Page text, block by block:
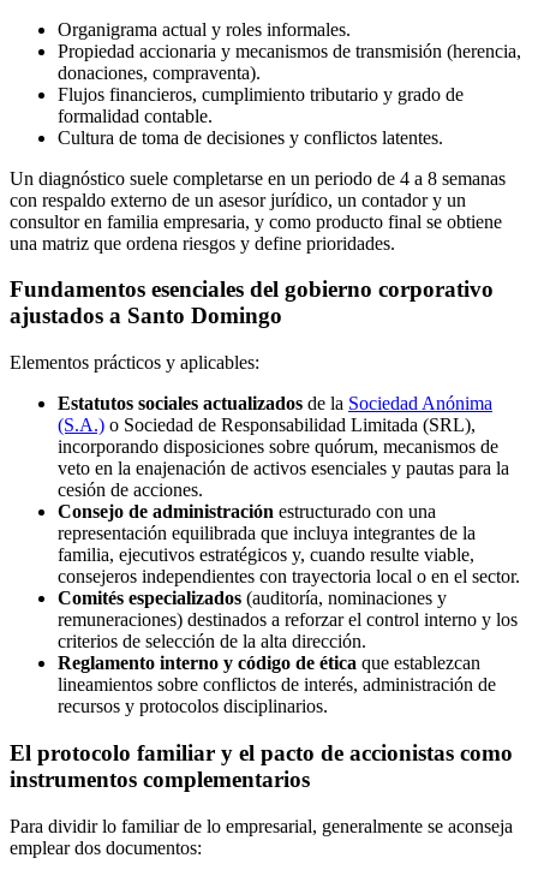
Organigrama actual y roles informales.
Propiedad accionaria y mecanismos de transmisión (herencia,
donaciones, compraventa).
Flujos financieros, cumplimiento tributario y grado de
formalidad contable.
Cultura de toma de decisiones y conflictos latentes.
Un diagnóstico suele completarse en un periodo de 4 a 8 semanas
con respaldo externo de un asesor jurídico, un contador y un
consultor en familia empresaria, y como producto final se obtiene
una matriz que ordena riesgos y define prioridades.
Fundamentos esenciales del gobierno corporativo
ajustados a Santo Domingo
Elementos prácticos y aplicables:
Estatutos sociales actualizados de la Sociedad Anónima
(S.A.) o Sociedad de Responsabilidad Limitada (SRL),
incorporando disposiciones sobre quórum, mecanismos de
veto en la enajenación de activos esenciales y pautas para la
cesión de acciones.
Consejo de administración estructurado con una
representación equilibrada que incluya integrantes de la
familia, ejecutivos estratégicos y, cuando resulte viable,
consejeros independientes con trayectoria local o en el sector.
Comités especializados (auditoría, nominaciones y
remuneraciones) destinados a reforzar el control interno y los
criterios de selección de la alta dirección.
Reglamento interno y código de ética que establezcan
lineamientos sobre conflictos de interés, administración de
recursos y protocolos disciplinarios.
El protocolo familiar y el pacto de accionistas como
instrumentos complementarios
Para dividir lo familiar de lo empresarial, generalmente se aconseja
emplear dos documentos: